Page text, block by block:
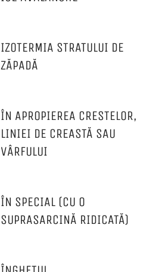
IZOTERMIA STRATULUI DE
ZĂPADĂ
ÎN APROPIEREA CRESTELOR,
LINIEI DE CREASTĂ SAU
VÂRFULUI
ÎN SPECIAL (CU O
SUPRASARCINĂ RIDICATĂ)